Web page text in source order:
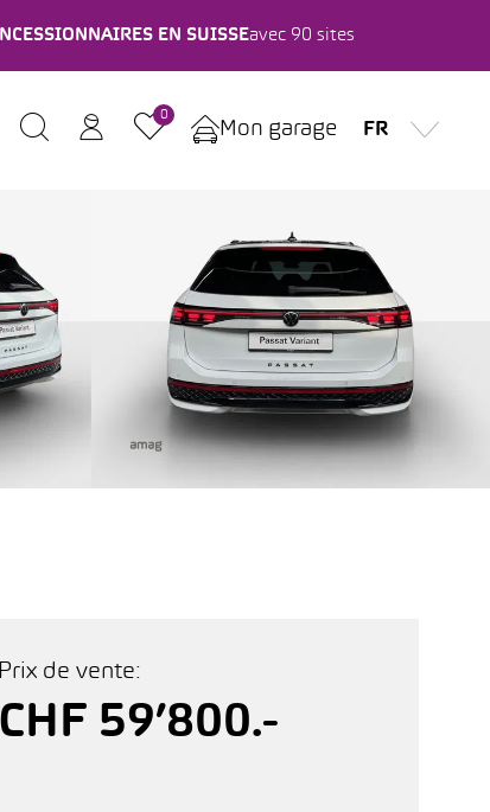
EN SUISSEavec 90 sites
0
Mon garage FR
Prix de vente:
CHF 59’800.-